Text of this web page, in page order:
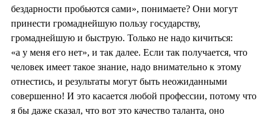
бездарности пробьются сами», понимаете? Они могут
принести громаднейшую пользу государству,
громаднейшую и быструю. Только не надо кичиться:
«а у меня его нет», и так далее. Если так получается, что
человек имеет такое знание, надо внимательно к этому
отнестись, и результаты могут быть неожиданными
совершенно! И это касается любой профессии, потому что
я бы даже сказал, что вот это качество таланта, оно